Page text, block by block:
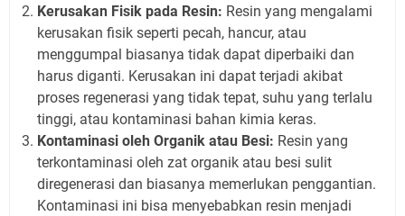
Kerusakan Fisik pada Resin: Resin yang mengalami
kerusakan fisik seperti pecah, hancur, atau
menggumpal biasanya tidak dapat diperbaiki dan
harus diganti. Kerusakan ini dapat terjadi akibat
proses regenerasi yang tidak tepat, suhu yang terlalu
tinggi, atau kontaminasi bahan kimia keras.
Kontaminasi oleh Organik atau Besi: Resin yang
terkontaminasi oleh zat organik atau besi sulit
diregenerasi dan biasanya memerlukan penggantian.
Kontaminasi ini bisa menyebabkan resin menjadi